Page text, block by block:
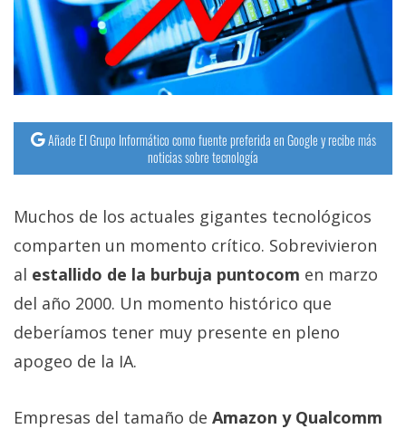
Añade El Grupo Informático como fuente preferida en Google y recibe más
noticias sobre tecnología
Muchos de los actuales gigantes tecnológicos
comparten un momento crítico. Sobrevivieron
al estallido de la burbuja puntocom en marzo
del año 2000. Un momento histórico que
deberíamos tener muy presente en pleno
apogeo de la IA.
Empresas del tamaño de Amazon y Qualcomm